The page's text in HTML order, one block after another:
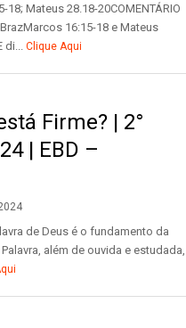
18; Mateus 28.18-20COMENTÁRIO
16:15-18 e Mateus
di... Clique Aqui
Firme? | 2°
| EBD –
de Deus é o fundamento da
além de ouvida e estudada,